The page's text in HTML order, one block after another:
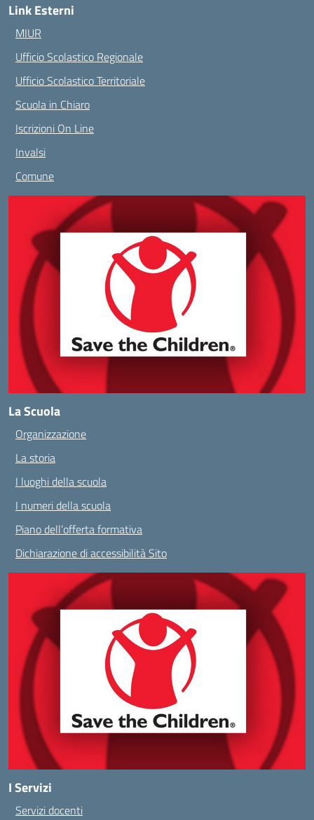
Link Esterni
MIUR
Ufficio Scolastico Regionale
Ufficio Scolastico Territoriale
Scuola in Chiaro
Iscrizioni On Line
Invalsi
Comune
La Scuola
Organizzazione
La storia
I luoghi della scuola
I numeri della scuola
Piano dell’offerta formativa
Dichiarazione di accessibilità Sito
I Servizi
Servizi docenti